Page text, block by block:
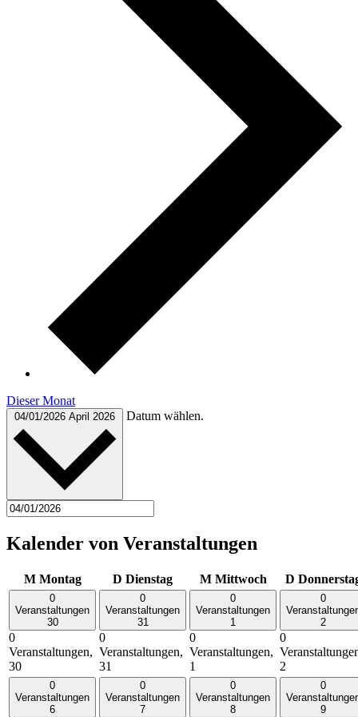
Dieser Monat
04/01/2026 April 2026 Datum wählen.
Kalender von Veranstaltungen
M Montag D Dienstag M Mittwoch D
0
Veranstaltungen
30
0
Veranstaltungen,
30
0
Veranstaltungen
31
0
Veranstaltungen,
31
0
Veranstaltungen
1
0
Veranstaltungen,
1
0
2
0
2
0
Veranstaltungen
6
0
Veranstaltungen
7
0
Veranstaltungen
8
0
9